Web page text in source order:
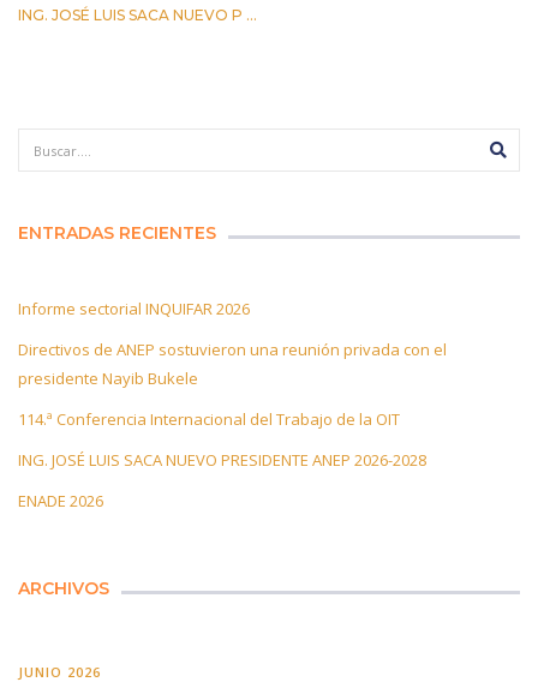
ING. JOSÉ LUIS SACA NUEVO P ...
ENTRADAS RECIENTES
Informe sectorial INQUIFAR 2026
Directivos de ANEP sostuvieron una reunión privada con el
presidente Nayib Bukele
114.ª Conferencia Internacional del Trabajo de la OIT
ING. JOSÉ LUIS SACA NUEVO PRESIDENTE ANEP 2026-2028
ENADE 2026
ARCHIVOS
JUNIO 2026